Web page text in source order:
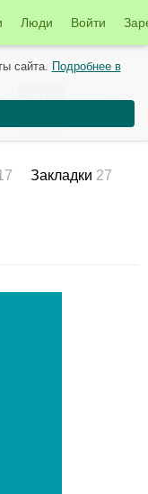
Люди Войти
46 +1
Закладки 27
сайта. Подробнее в